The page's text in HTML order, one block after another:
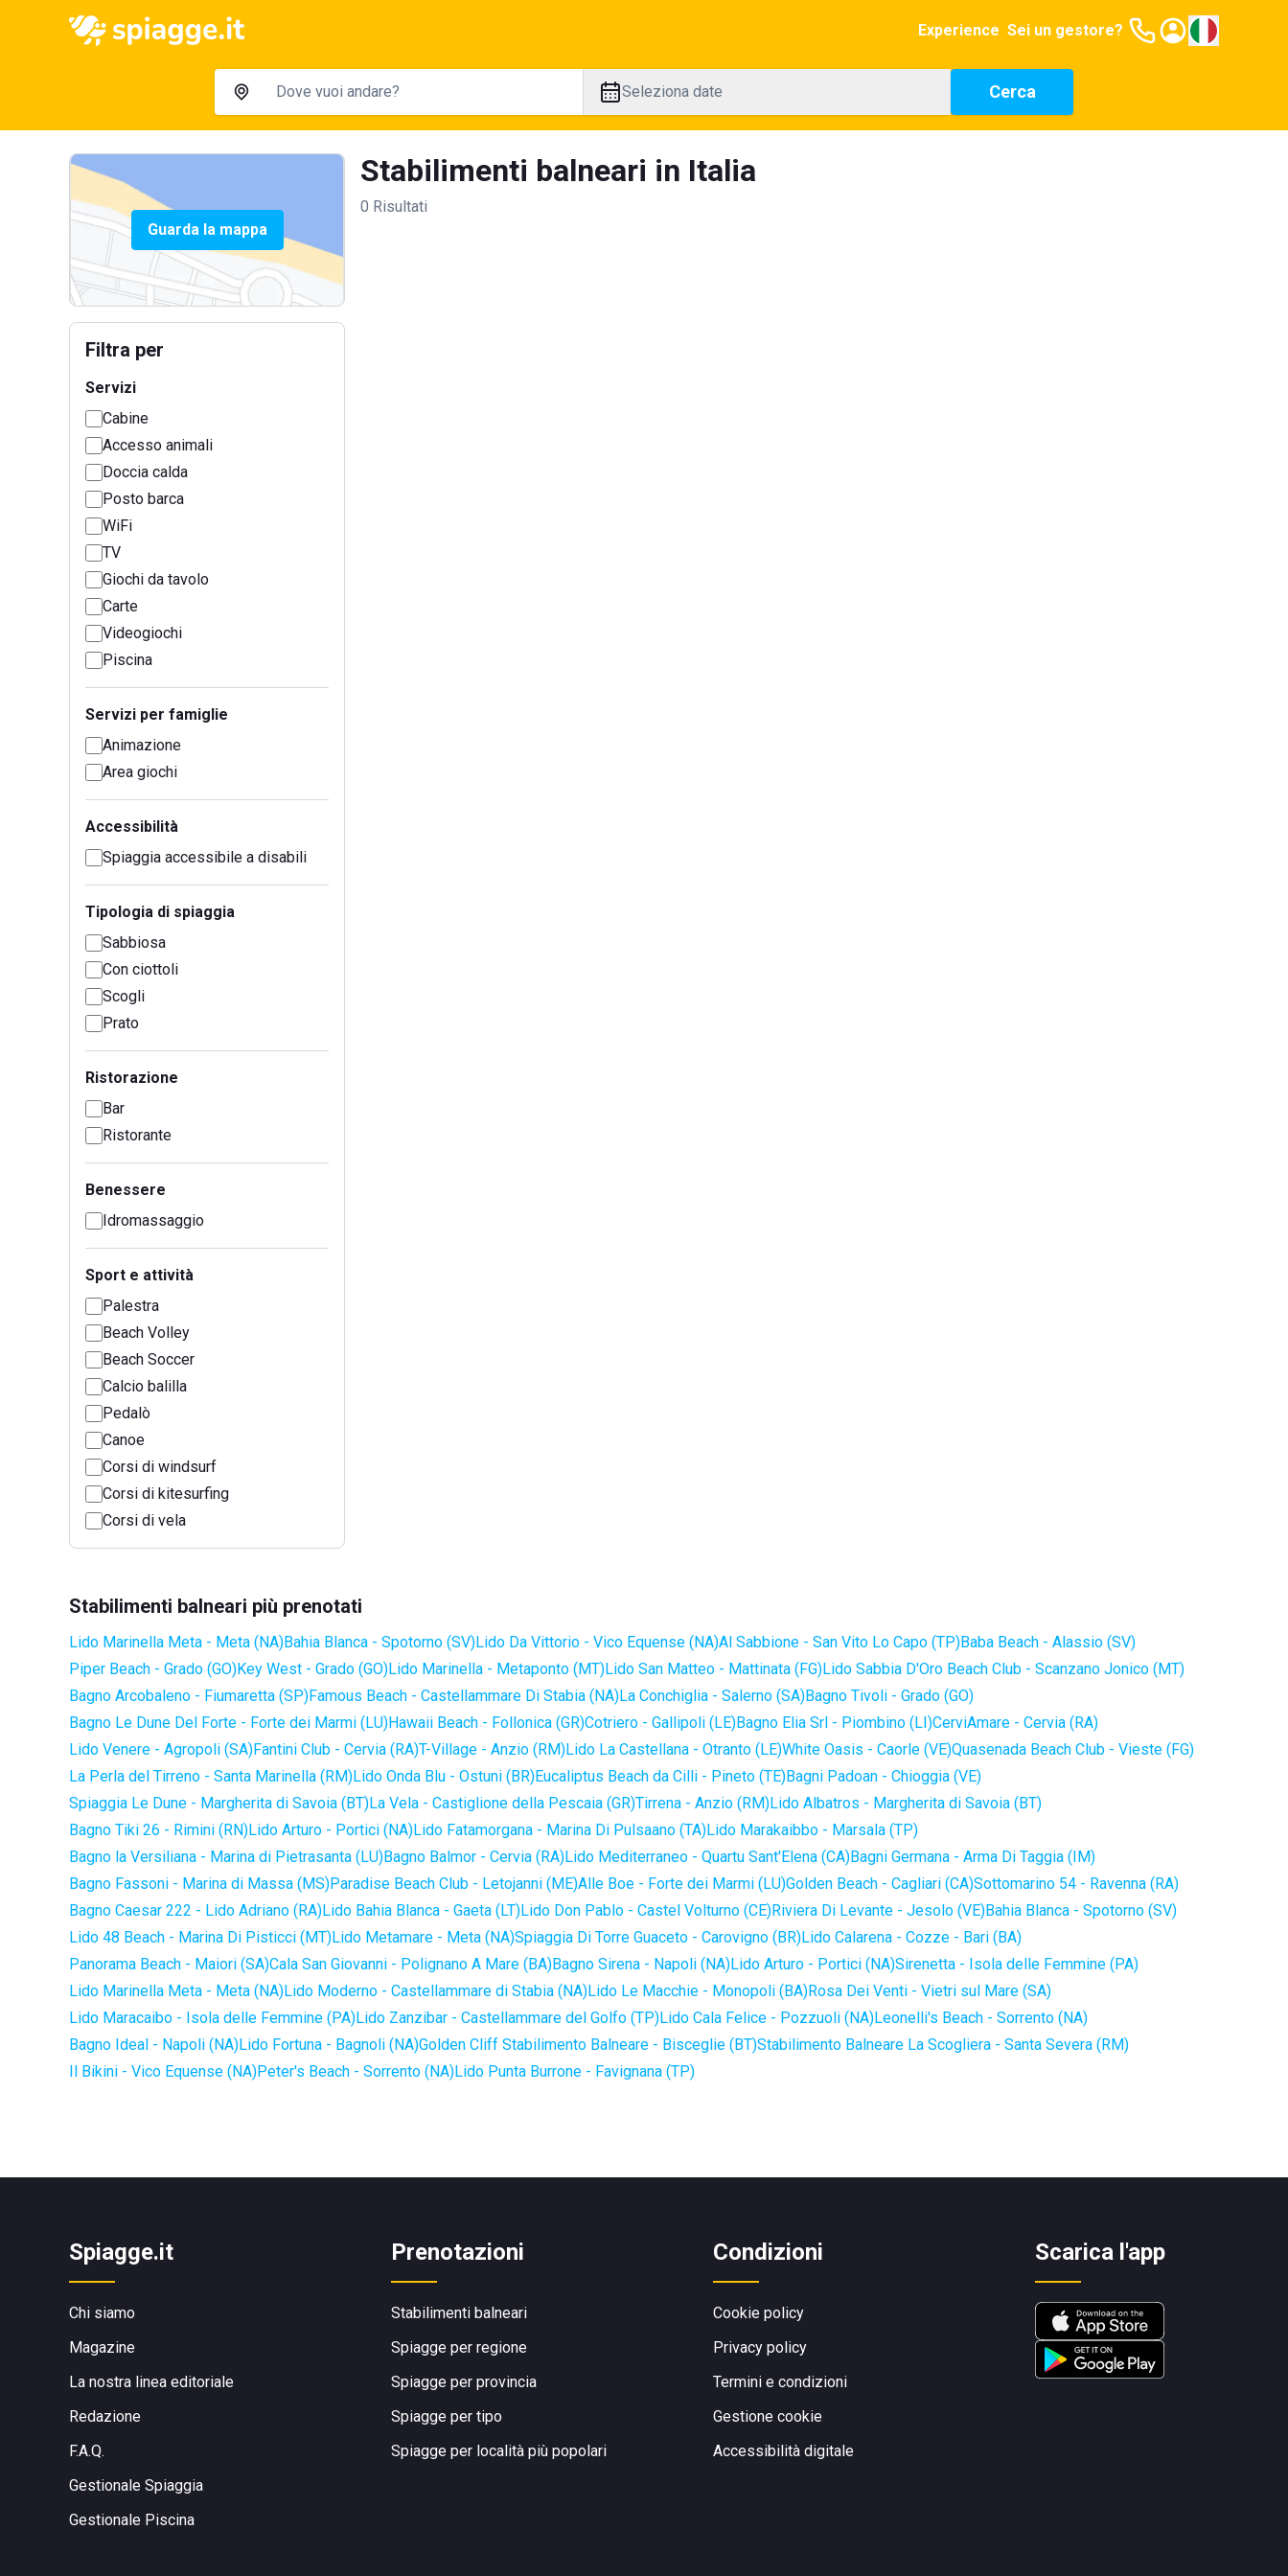
Experience Sei un gestore?
Seleziona date Cerca
Guarda la mappa
Filtra per
Servizi
Cabine
Accesso animali
Doccia calda
Posto barca
WiFi
TV
Giochi da tavolo
Carte
Videogiochi
Piscina
Servizi per famiglie
Animazione
Area giochi
Accessibilità
Spiaggia accessibile a disabili
Tipologia di spiaggia
Sabbiosa
Con ciottoli
Scogli
Prato
Ristorazione
Bar
Ristorante
Benessere
Idromassaggio
Sport e attività
Palestra
Beach Volley
Beach Soccer
Calcio balilla
Pedalò
Canoe
Corsi di windsurf
Corsi di kitesurfing
Corsi di vela
Stabilimenti balneari in Italia
0 Risultati
Stabilimenti balneari più prenotati
Lido Marinella Meta - Meta (NA)Bahia Blanca - Spotorno (SV)Lido Da Vittorio - Vico Equense (NA)Al Sabbione - San Vito Lo Capo (TP)Baba Beach - Alassio (SV)
Piper Beach - Grado (GO)Key West - Grado (GO)Lido Marinella - Metaponto (MT)Lido San Matteo - Mattinata (FG)Lido Sabbia D'Oro Beach Club - Scanzano Jonico (MT)
Bagno Arcobaleno - Fiumaretta (SP)Famous Beach - Castellammare Di Stabia (NA)La Conchiglia - Salerno (SA)Bagno Tivoli - Grado (GO)
Bagno Le Dune Del Forte - Forte dei Marmi (LU)Hawaii Beach - Follonica (GR)Cotriero - Gallipoli (LE)Bagno Elia Srl - Piombino (LI)CerviAmare - Cervia (RA)
Lido Venere - Agropoli (SA)Fantini Club - Cervia (RA)T-Village - Anzio (RM)Lido La Castellana - Otranto (LE)White Oasis - Caorle (VE)Quasenada Beach Club - Vieste (FG)
La Perla del Tirreno - Santa Marinella (RM)Lido Onda Blu - Ostuni (BR)Eucaliptus Beach da Cilli - Pineto (TE)Bagni Padoan - Chioggia (VE)
Spiaggia Le Dune - Margherita di Savoia (BT)La Vela - Castiglione della Pescaia (GR)Tirrena - Anzio (RM)Lido Albatros - Margherita di Savoia (BT)
Bagno Tiki 26 - Rimini (RN)Lido Arturo - Portici (NA)Lido Fatamorgana - Marina Di Pulsaano (TA)Lido Marakaibbo - Marsala (TP)
Bagno la Versiliana - Marina di Pietrasanta (LU)Bagno Balmor - Cervia (RA)Lido Mediterraneo - Quartu Sant'Elena (CA)Bagni Germana - Arma Di Taggia (IM)
Bagno Fassoni - Marina di Massa (MS)Paradise Beach Club - Letojanni (ME)Alle Boe - Forte dei Marmi (LU)Golden Beach - Cagliari (CA)Sottomarino 54 - Ravenna (RA)
Bagno Caesar 222 - Lido Adriano (RA)Lido Bahia Blanca - Gaeta (LT)Lido Don Pablo - Castel Volturno (CE)Riviera Di Levante - Jesolo (VE)Bahia Blanca - Spotorno (SV)
Lido 48 Beach - Marina Di Pisticci (MT)Lido Metamare - Meta (NA)Spiaggia Di Torre Guaceto - Carovigno (BR)Lido Calarena - Cozze - Bari (BA)
Panorama Beach - Maiori (SA)Cala San Giovanni - Polignano A Mare (BA)Bagno Sirena - Napoli (NA)Lido Arturo - Portici (NA)Sirenetta - Isola delle Femmine (PA)
Lido Marinella Meta - Meta (NA)Lido Moderno - Castellammare di Stabia (NA)Lido Le Macchie - Monopoli (BA)Rosa Dei Venti - Vietri sul Mare (SA)
Lido Maracaibo - Isola delle Femmine (PA)Lido Zanzibar - Castellammare del Golfo (TP)Lido Cala Felice - Pozzuoli (NA)Leonelli's Beach - Sorrento (NA)
Bagno Ideal - Napoli (NA)Lido Fortuna - Bagnoli (NA)Golden Cliff Stabilimento Balneare - Bisceglie (BT)Stabilimento Balneare La Scogliera - Santa Severa (RM)
Il Bikini - Vico Equense (NA)Peter's Beach - Sorrento (NA)Lido Punta Burrone - Favignana (TP)
Spiagge.it
Chi siamo
Magazine
La nostra linea editoriale
Redazione
F.A.Q.
Gestionale Spiaggia
Gestionale Piscina
Prenotazioni
Stabilimenti balneari
Spiagge per regione
Spiagge per provincia
Spiagge per tipo
Spiagge per località più popolari
Condizioni
Cookie policy
Privacy policy
Termini e condizioni
Gestione cookie
Accessibilità digitale
Scarica l'app